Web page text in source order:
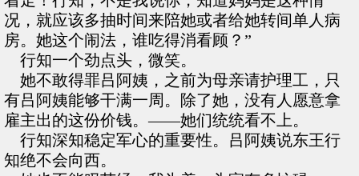
况，就应该多抽时间来陪她或者给她转间单人病
房。她这个闹法，谁吃得消看顾？”
行知一个劲点头，微笑。
她不敢得罪吕阿姨，之前为母亲请护理工，只
有吕阿姨能够干满一周。除了她，没有人愿意拿
雇主出的这份价钱。——她们统统看不上。
行知深知稳定军心的重要性。吕阿姨说东王行
知绝不会向西。